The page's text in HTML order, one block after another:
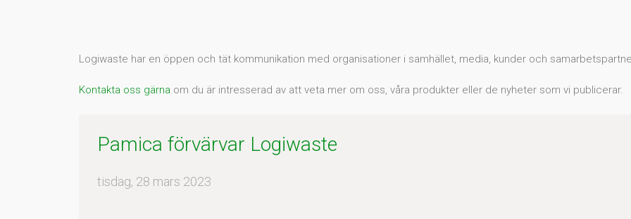
Logiwaste har en öppen och tät kommunikation med organisationer i samhället, media, kunder och
Kontakta oss gärna om du är intresserad av att veta mer om oss, våra produkter eller de nyheter som vi publicerar.
Pamica förvärvar Logiwaste
tisdag, 28 mars 2023